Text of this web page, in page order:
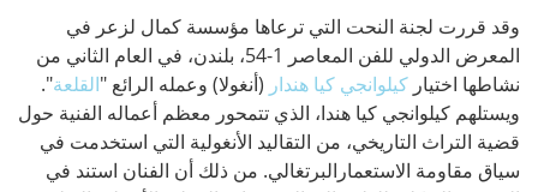
وقد قررت لجنة النحت التي ترعاها مؤسسة كمال لزعر في
المعرض الدولي للفن المعاصر 1-54، بلندن، في العام الثاني من
نشاطها اختيار كيلوانجي كيا هندار (أنغولا) وعمله الرائع "القلعة".
ويستلهم كيلوانجي كيا هندا، الذي تتمحور معظم أعماله الفنية حول
قضية التراث التاريخي، من التقاليد الأنغولية التي استخدمت في
سياق مقاومة الاستعمارالبرتغالي. من ذلك أن الفنان استند في